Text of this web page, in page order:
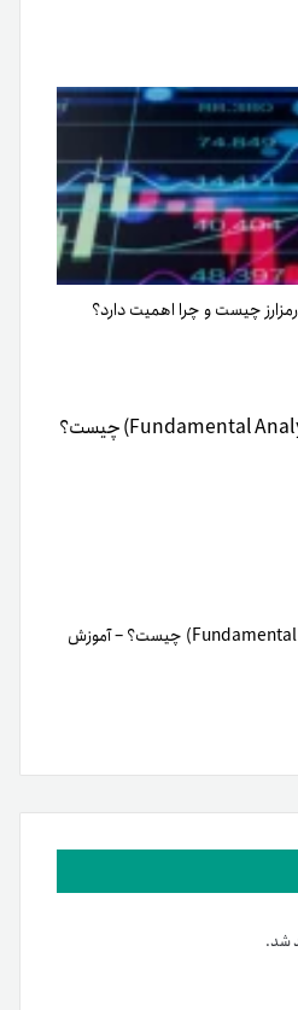
تحلیل فاندامنتال (Fundamental Analysis) چیست؟ – آموزش
شد.